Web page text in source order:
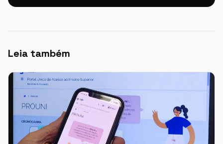
Leia também